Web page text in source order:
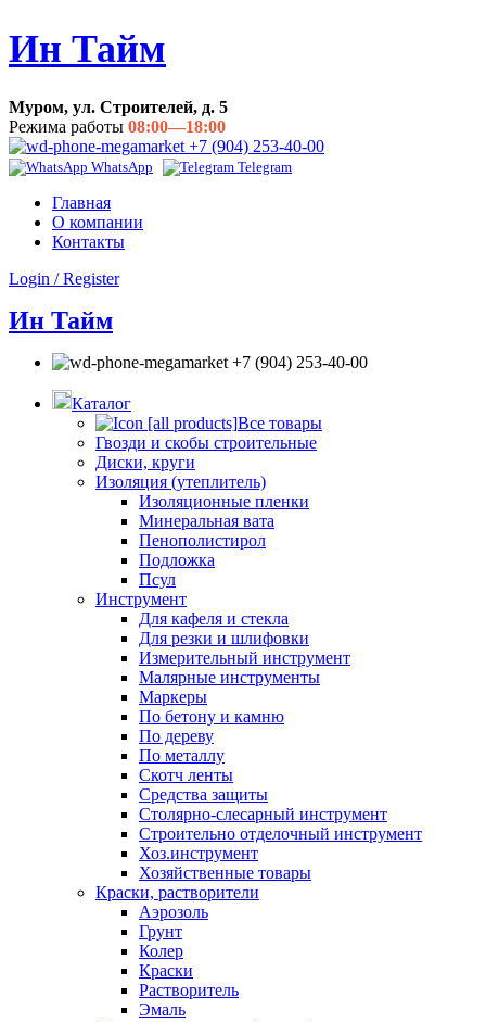
Ин Тайм
Муром, ул. Строителей, д. 5
Режима работы 08:00—18:00
+7 (904) 253-40-00
WhatsApp Telegram
Главная
О компании
Контакты
Login / Register
Ин Тайм
+7 (904) 253-40-00
Каталог
Все товары
Гвозди и скобы строительные
Диски, круги
Изоляция (утеплитель)
Изоляционные пленки
Минеральная вата
Пенополистирол
Подложка
Псул
Инструмент
Для кафеля и стекла
Для резки и шлифовки
Измерительный инструмент
Малярные инструменты
Маркеры
По бетону и камню
По дереву
По металлу
Скотч ленты
Средства защиты
Столярно-слесарный инструмент
Строительно отделочный инструмент
Хоз.инструмент
Хозяйственные товары
Краски, растворители
Аэрозоль
Грунт
Колер
Краски
Растворитель
Эмаль